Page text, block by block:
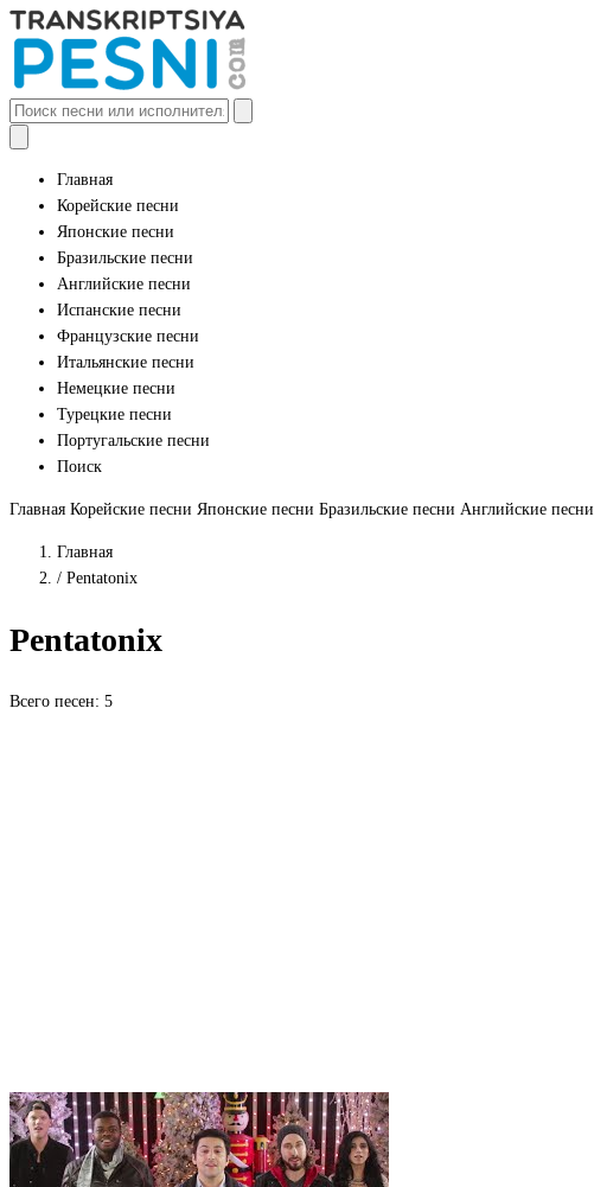
Главная
Корейские песни
Японские песни
Бразильские песни
Английские песни
Испанские песни
Французские песни
Итальянские песни
Немецкие песни
Турецкие песни
Португальские песни
Поиск
Главная Корейские песни Японские песни Бразильские песни Английские песни
Главная
/ Pentatonix
Pentatonix
Всего песен: 5